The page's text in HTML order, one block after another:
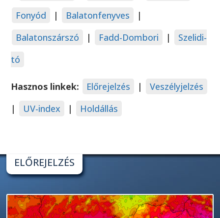
Fonyód
| Balatonfenyves
|
Balatonszárszó
| Fadd-Dombori |
Szelidi-
tó
Hasznos linkek: Előrejelzés |
Veszélyjelzés
|
UV-index | Holdállás
ELŐREJELZÉS